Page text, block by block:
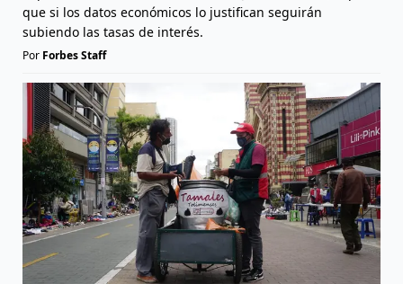
que si los datos económicos lo justifican seguirán
subiendo las tasas de interés.
Por Forbes Staff